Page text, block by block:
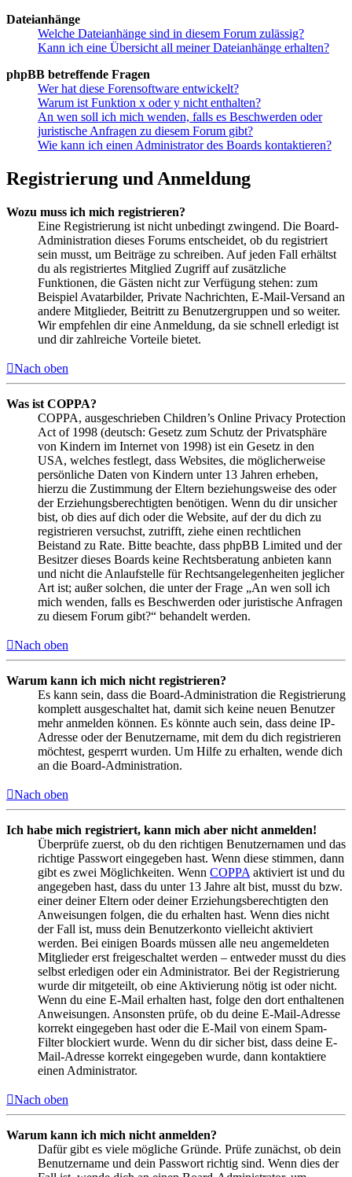
Dateianhänge
Welche Dateianhänge sind in diesem Forum zulässig?
Kann ich eine Übersicht all meiner Dateianhänge erhalten?
phpBB betreffende Fragen
Wer hat diese Forensoftware entwickelt?
Warum ist Funktion x oder y nicht enthalten?
An wen soll ich mich wenden, falls es Beschwerden oder
juristische Anfragen zu diesem Forum gibt?
Wie kann ich einen Administrator des Boards kontaktieren?
Registrierung und Anmeldung
Wozu muss ich mich registrieren?
Eine Registrierung ist nicht unbedingt zwingend. Die Board-
Administration dieses Forums entscheidet, ob du registriert
sein musst, um Beiträge zu schreiben. Auf jeden Fall erhältst
du als registriertes Mitglied Zugriff auf zusätzliche
Funktionen, die Gästen nicht zur Verfügung stehen: zum
Beispiel Avatarbilder, Private Nachrichten, E-Mail-Versand an
andere Mitglieder, Beitritt zu Benutzergruppen und so weiter.
Wir empfehlen dir eine Anmeldung, da sie schnell erledigt ist
und dir zahlreiche Vorteile bietet.
Nach oben
Was ist COPPA?
COPPA, ausgeschrieben Children’s Online Privacy Protection
Act of 1998 (deutsch: Gesetz zum Schutz der Privatsphäre
von Kindern im Internet von 1998) ist ein Gesetz in den
USA, welches festlegt, dass Websites, die möglicherweise
persönliche Daten von Kindern unter 13 Jahren erheben,
hierzu die Zustimmung der Eltern beziehungsweise des oder
der Erziehungsberechtigten benötigen. Wenn du dir unsicher
bist, ob dies auf dich oder die Website, auf der du dich zu
registrieren versuchst, zutrifft, ziehe einen rechtlichen
Beistand zu Rate. Bitte beachte, dass phpBB Limited und der
Besitzer dieses Boards keine Rechtsberatung anbieten kann
und nicht die Anlaufstelle für Rechtsangelegenheiten jeglicher
Art ist; außer solchen, die unter der Frage „An wen soll ich
mich wenden, falls es Beschwerden oder juristische Anfragen
zu diesem Forum gibt?“ behandelt werden.
Nach oben
Warum kann ich mich nicht registrieren?
Es kann sein, dass die Board-Administration die Registrierung
komplett ausgeschaltet hat, damit sich keine neuen Benutzer
mehr anmelden können. Es könnte auch sein, dass deine IP-
Adresse oder der Benutzername, mit dem du dich registrieren
möchtest, gesperrt wurden. Um Hilfe zu erhalten, wende dich
an die Board-Administration.
Nach oben
Ich habe mich registriert, kann mich aber nicht anmelden!
Überprüfe zuerst, ob du den richtigen Benutzernamen und das
richtige Passwort eingegeben hast. Wenn diese stimmen, dann
gibt es zwei Möglichkeiten. Wenn COPPA aktiviert ist und du
angegeben hast, dass du unter 13 Jahre alt bist, musst du bzw.
einer deiner Eltern oder deiner Erziehungsberechtigten den
Anweisungen folgen, die du erhalten hast. Wenn dies nicht
der Fall ist, muss dein Benutzerkonto vielleicht aktiviert
werden. Bei einigen Boards müssen alle neu angemeldeten
Mitglieder erst freigeschaltet werden – entweder musst du dies
selbst erledigen oder ein Administrator. Bei der Registrierung
wurde dir mitgeteilt, ob eine Aktivierung nötig ist oder nicht.
Wenn du eine E-Mail erhalten hast, folge den dort enthaltenen
Anweisungen. Ansonsten prüfe, ob du deine E-Mail-Adresse
korrekt eingegeben hast oder die E-Mail von einem Spam-
Filter blockiert wurde. Wenn du dir sicher bist, dass deine E-
Mail-Adresse korrekt eingegeben wurde, dann kontaktiere
einen Administrator.
Nach oben
Warum kann ich mich nicht anmelden?
Dafür gibt es viele mögliche Gründe. Prüfe zunächst, ob dein
Benutzername und dein Passwort richtig sind. Wenn dies der